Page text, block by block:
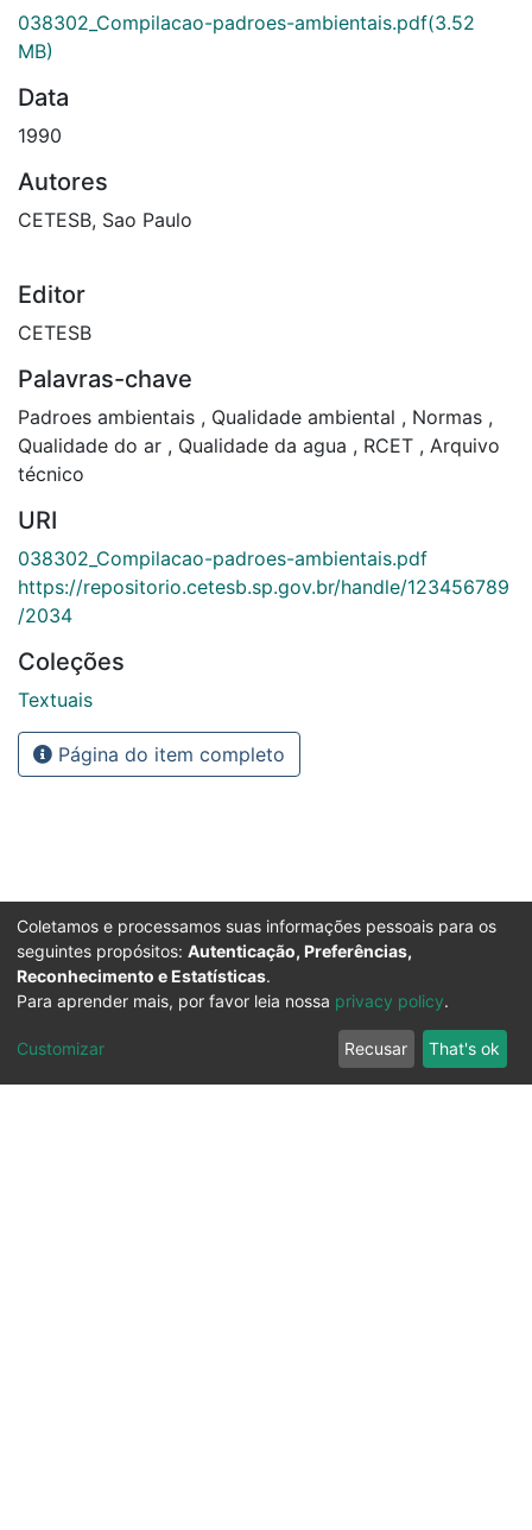
038302_Compilacao-padroes-ambientais.pdf(3.52
MB)
Data
1990
Autores
CETESB, Sao Paulo
Editor
CETESB
Palavras-chave
Padroes ambientais , Qualidade ambiental , Normas ,
Qualidade do ar , Qualidade da agua , RCET , Arquivo
técnico
URI
038302_Compilacao-padroes-ambientais.pdf
https://repositorio.cetesb.sp.gov.br/handle/123456789
/2034
Coleções
Textuais
Página do item completo
Coletamos e processamos suas informações pessoais para os
seguintes propósitos: Autenticação, Preferências,
Reconhecimento e Estatísticas.
Para aprender mais, por favor leia nossa privacy policy.
Customizar Recusar That's ok